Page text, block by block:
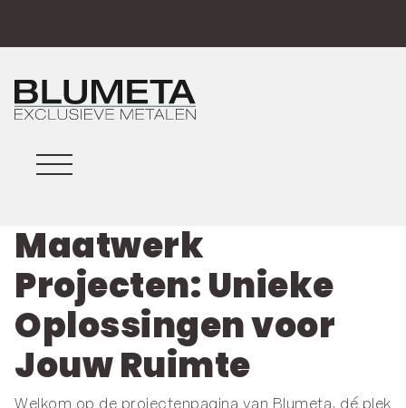
Maatwerk
Projecten: Unieke
Oplossingen voor
Jouw Ruimte
Welkom op de projectenpagina van Blumeta, dé plek